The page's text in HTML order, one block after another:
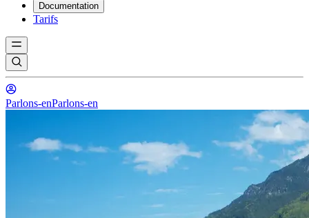
Documentation
Tarifs
Parlons-enParlons-en